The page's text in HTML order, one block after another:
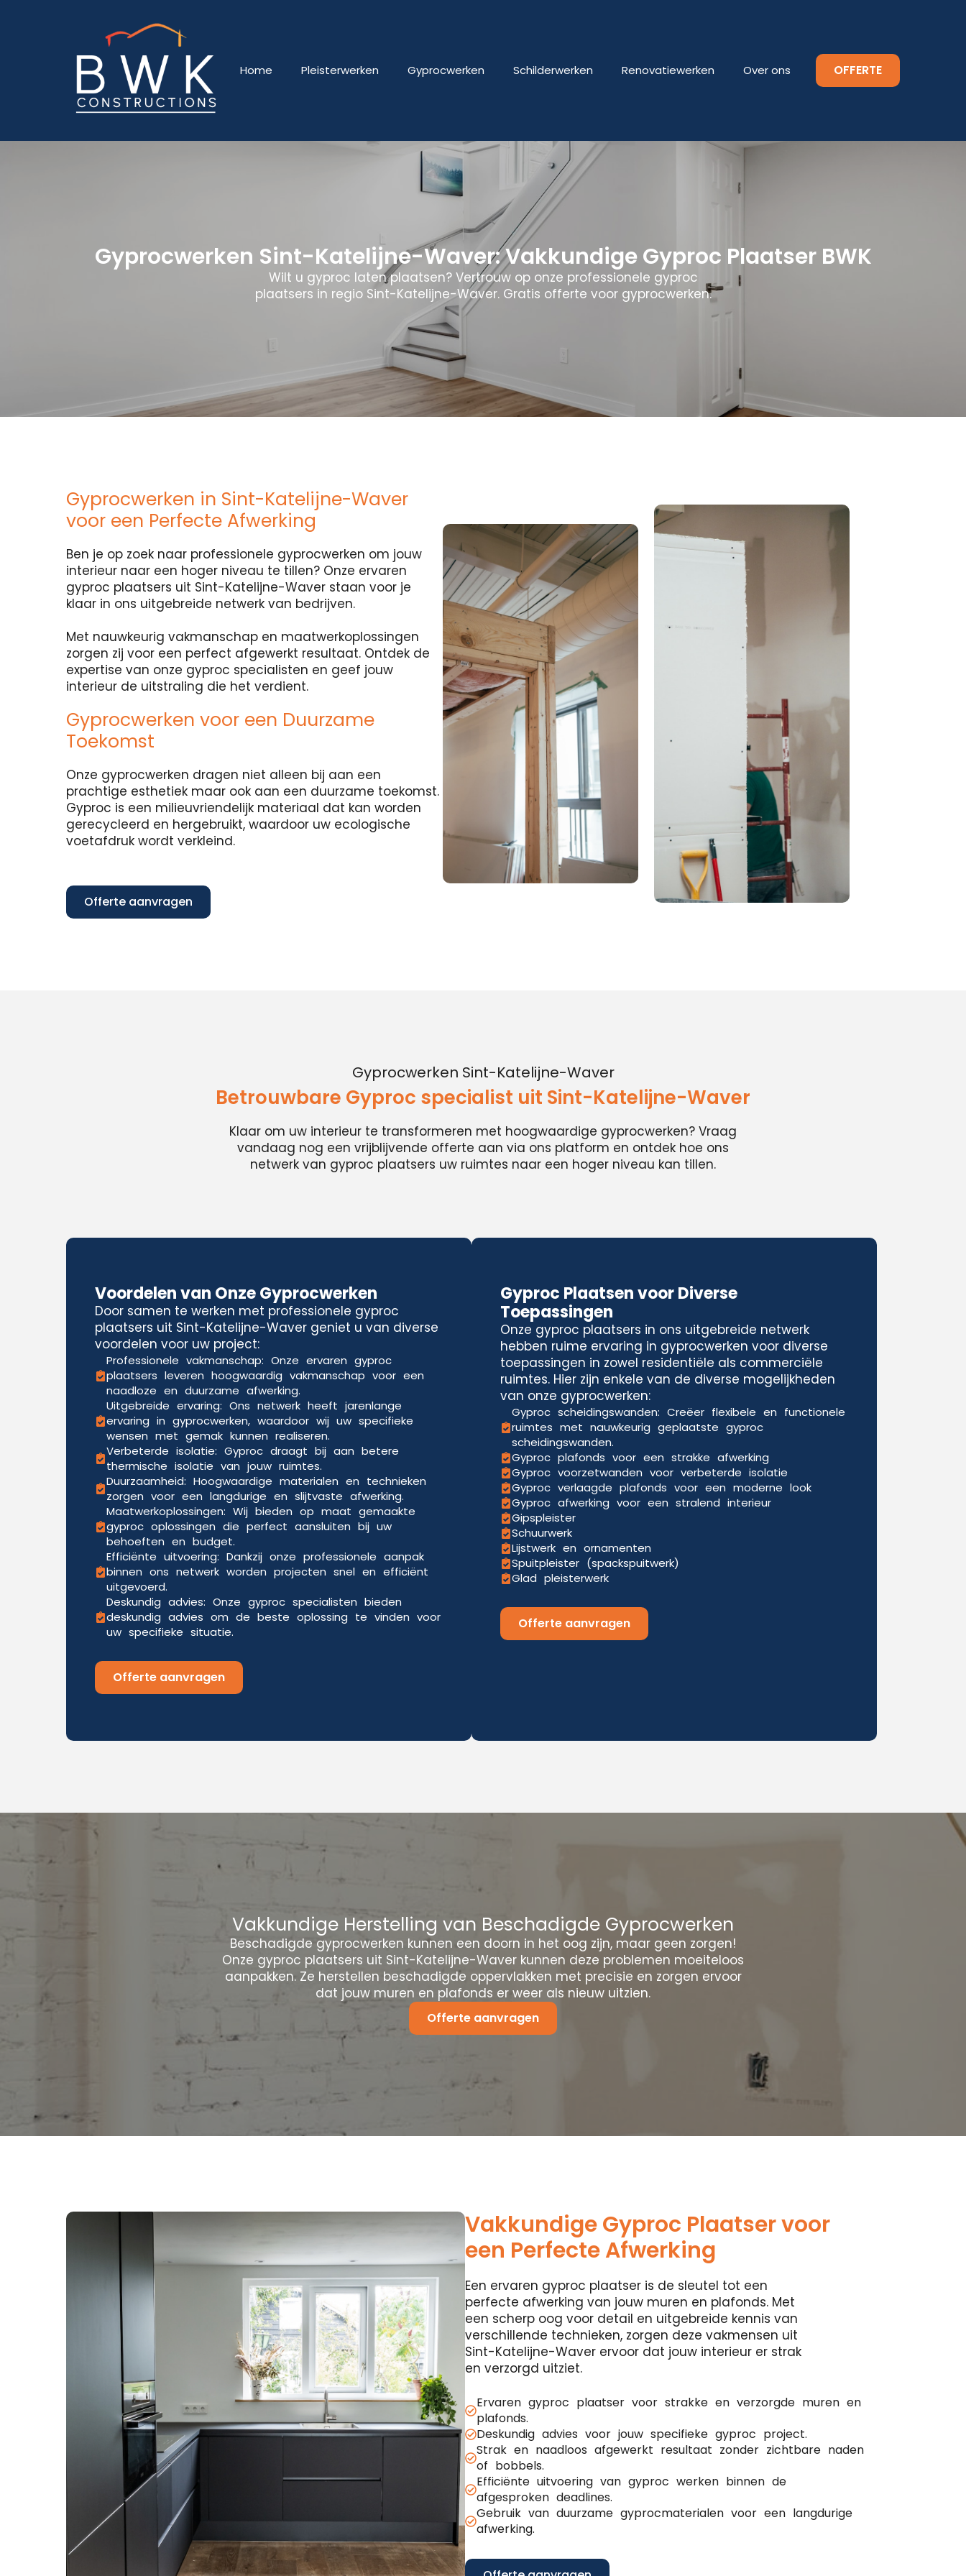
Home Pleisterwerken Gyprocwerken Schilderwerken Renovatiewerken Over ons OFFERTE
Gyprocwerken Sint-Katelijne-Waver: Vakkundige Gyproc Plaatser BWK
Wilt u gyproc laten plaatsen? Vertrouw op onze professionele gyproc
plaatsers in regio Sint-Katelijne-Waver. Gratis offerte voor gyprocwerken.
Gyprocwerken in Sint-Katelijne-Waver
voor een Perfecte Afwerking
Ben je op zoek naar professionele gyprocwerken om jouw
interieur naar een hoger niveau te tillen? Onze ervaren
gyproc plaatsers uit Sint-Katelijne-Waver staan voor je
klaar in ons uitgebreide netwerk van bedrijven.
Met nauwkeurig vakmanschap en maatwerkoplossingen
zorgen zij voor een perfect afgewerkt resultaat. Ontdek de
expertise van onze gyproc specialisten en geef jouw
interieur de uitstraling die het verdient.
Gyprocwerken voor een Duurzame
Toekomst
Onze gyprocwerken dragen niet alleen bij aan een
prachtige esthetiek maar ook aan een duurzame toekomst.
Gyproc is een milieuvriendelijk materiaal dat kan worden
gerecycleerd en hergebruikt, waardoor uw ecologische
voetafdruk wordt verkleind.
Offerte aanvragen
Gyprocwerken Sint-Katelijne-Waver
Betrouwbare Gyproc specialist uit Sint-Katelijne-Waver
Klaar om uw interieur te transformeren met hoogwaardige gyprocwerken? Vraag
vandaag nog een vrijblijvende offerte aan via ons platform en ontdek hoe ons
netwerk van gyproc plaatsers uw ruimtes naar een hoger niveau kan tillen.
Voordelen van Onze Gyprocwerken
Door samen te werken met professionele gyproc
plaatsers uit Sint-Katelijne-Waver geniet u van diverse
voordelen voor uw project:
Professionele vakmanschap: Onze ervaren gyproc
plaatsers leveren hoogwaardig vakmanschap voor een
naadloze en duurzame afwerking.
Uitgebreide ervaring: Ons netwerk heeft jarenlange
ervaring in gyprocwerken, waardoor wij uw specifieke
wensen met gemak kunnen realiseren.
Verbeterde isolatie: Gyproc draagt bij aan betere
thermische isolatie van jouw ruimtes.
Duurzaamheid: Hoogwaardige materialen en technieken
zorgen voor een langdurige en slijtvaste afwerking.
Maatwerkoplossingen: Wij bieden op maat gemaakte
gyproc oplossingen die perfect aansluiten bij uw
behoeften en budget.
Efficiënte uitvoering: Dankzij onze professionele aanpak
binnen ons netwerk worden projecten snel en efficiënt
uitgevoerd.
Deskundig advies: Onze gyproc specialisten bieden
deskundig advies om de beste oplossing te vinden voor
uw specifieke situatie.
Offerte aanvragen
Gyproc Plaatsen voor Diverse
Toepassingen
Onze gyproc plaatsers in ons uitgebreide netwerk
hebben ruime ervaring in gyprocwerken voor diverse
toepassingen in zowel residentiële als commerciële
ruimtes. Hier zijn enkele van de diverse mogelijkheden
van onze gyprocwerken:
Gyproc scheidingswanden: Creëer flexibele en functionele
ruimtes met nauwkeurig geplaatste gyproc
scheidingswanden.
Gyproc plafonds voor een strakke afwerking
Gyproc voorzetwanden voor verbeterde isolatie
Gyproc verlaagde plafonds voor een moderne look
Gyproc afwerking voor een stralend interieur
Gipspleister
Schuurwerk
Lijstwerk en ornamenten
Spuitpleister (spackspuitwerk)
Glad pleisterwerk
Offerte aanvragen
Vakkundige Herstelling van Beschadigde Gyprocwerken
Beschadigde gyprocwerken kunnen een doorn in het oog zijn, maar geen zorgen!
Onze gyproc plaatsers uit Sint-Katelijne-Waver kunnen deze problemen moeiteloos
aanpakken. Ze herstellen beschadigde oppervlakken met precisie en zorgen ervoor
dat jouw muren en plafonds er weer als nieuw uitzien.
Offerte aanvragen
Vakkundige Gyproc Plaatser voor
een Perfecte Afwerking
Een ervaren gyproc plaatser is de sleutel tot een
perfecte afwerking van jouw muren en plafonds. Met
een scherp oog voor detail en uitgebreide kennis van
verschillende technieken, zorgen deze vakmensen uit
Sint-Katelijne-Waver ervoor dat jouw interieur er strak
en verzorgd uitziet.
Ervaren gyproc plaatser voor strakke en verzorgde muren en
plafonds.
Deskundig advies voor jouw specifieke gyproc project.
Strak en naadloos afgewerkt resultaat zonder zichtbare naden
of bobbels.
Efficiënte uitvoering van gyproc werken binnen de
afgesproken deadlines.
Gebruik van duurzame gyprocmaterialen voor een langdurige
afwerking.